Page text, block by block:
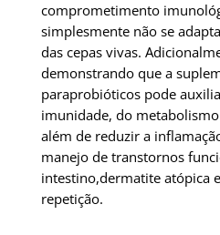
comprometimento
simplesmente não se
das cepas vivas.
demonstrando que a
paraprobióticos pode
imunidade, do
além de reduzir a
manejo de transtornos
intestino,dermatite atópica
repetição.